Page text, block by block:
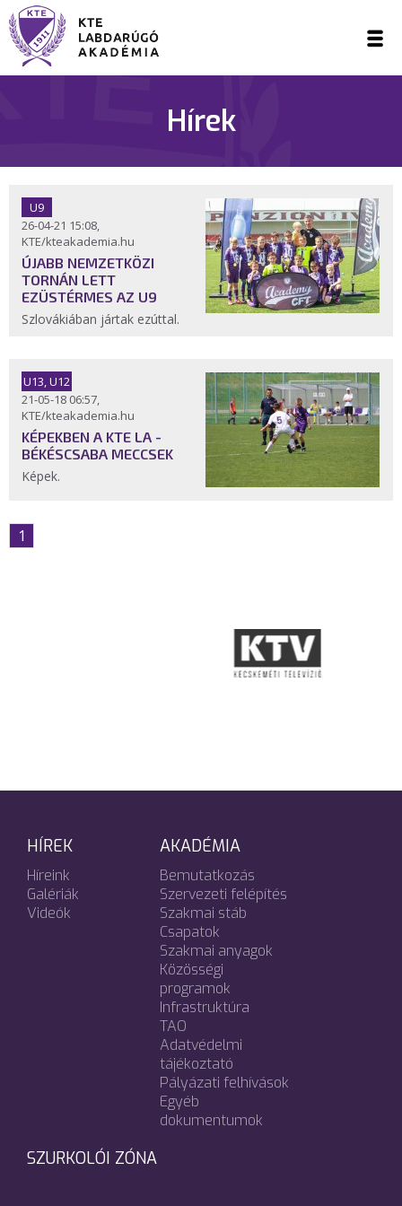
Hírek
U9
26-04-21 15:08,
KTE/kteakademia.hu
ÚJABB NEMZETKÖZI
TORNÁN LETT
EZÜSTÉRMES AZ U9
Szlovákiában jártak ezúttal.
U13, U12
21-05-18 06:57,
KTE/kteakademia.hu
KÉPEKBEN A KTE LA -
BÉKÉSCSABA MECCSEK
Képek.
1
HÍREK
Híreink
Galériák
Videók
AKADÉMIA
Bemutatkozás
Szervezeti felépítés
Szakmai stáb
Csapatok
Szakmai anyagok
Közösségi
programok
Infrastruktúra
TAO
Adatvédelmi
tájékoztató
Pályázati felhívások
Egyéb
dokumentumok
SZURKOLÓI ZÓNA